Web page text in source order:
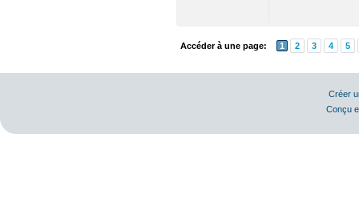
Accéder à une page: 1 2 3 4 5
Créer
Conçu